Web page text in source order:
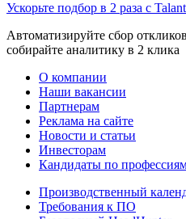
Ускорьте подбор в 2 раза с
Автоматизируйте сбор
собирайте аналитику в 2 клика
О компании
Наши вакансии
Партнерам
Реклама на сайте
Новости и статьи
Инвесторам
Кандидаты по
Производственный
Требования к ПО